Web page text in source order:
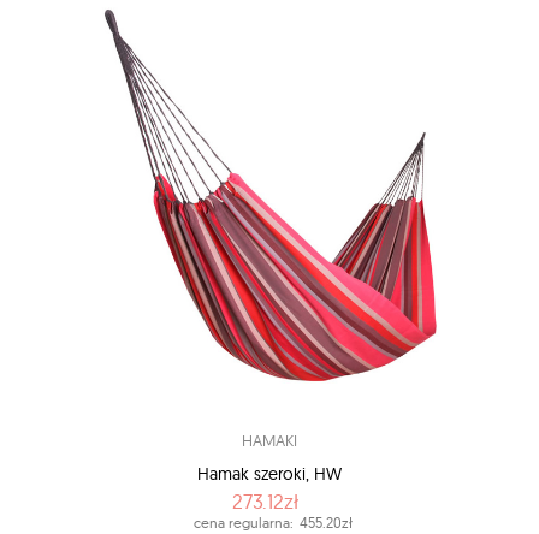
HAMAKI
Hamak szeroki, HW
273.12zł
cena regularna: 455.20zł